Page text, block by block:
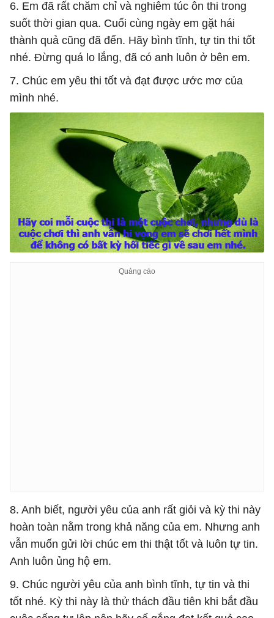
6. Em đã rất chăm chỉ và nghiêm túc ôn thi trong
suốt thời gian qua. Cuối cùng ngày em gặt hái
thành quả cũng đã đến. Hãy bình tĩnh, tự tin thi tốt
nhé. Đừng quá lo lắng, đã có anh luôn ở bên em.
7. Chúc em yêu thi tốt và đạt được ước mơ của
mình nhé.
8. Anh biết, người yêu của anh rất giỏi và kỳ thi này
hoàn toàn nằm trong khả năng của em. Nhưng anh
vẫn muốn gửi lời chúc em thi thật tốt và luôn tự tin.
Anh luôn ủng hộ em.
9. Chúc người yêu của anh bình tĩnh, tự tin và thi
tốt nhé. Kỳ thi này là thử thách đầu tiên khi bắt đầu